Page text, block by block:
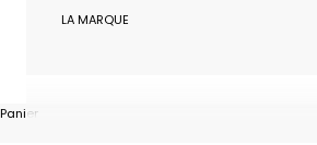
LA MARQUE
Panier